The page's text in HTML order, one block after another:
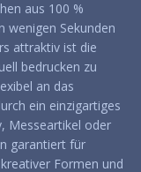
aus 100 %
wenigen Sekunden
attraktiv ist die
bedrucken zu
an das
ein einzigartiges
Messeartikel oder
garantiert für
Formen und